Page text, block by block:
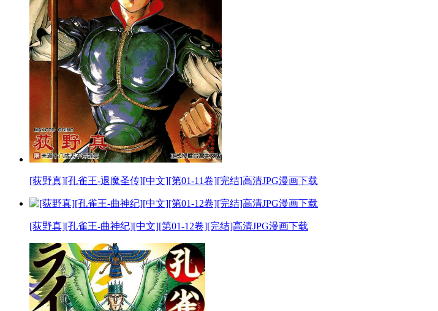
[荻野真][孔雀王-退魔圣传][中文][第01-11卷][完结]高清JPG漫画下载
[荻野真][孔雀王-曲神纪][中文][第01-12卷][完结]高清JPG漫画下载